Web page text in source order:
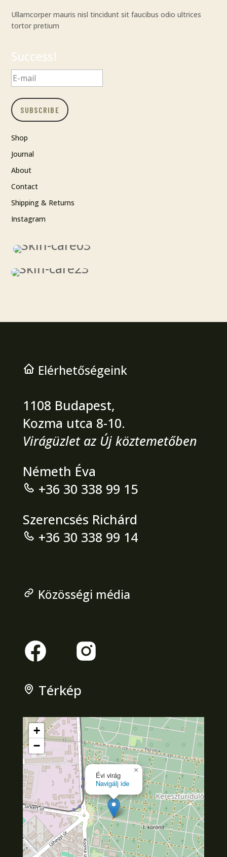
Ullamcorper mauris nisl tincidunt sit faucibus odio ultrices
tortor pretium
Success!
SUBSCRIBE
Shop
Journal
About
Contact
Shipping & Returns
Instagram
Elérhetőségeink
1108 Budapest,
Kozma utca 8-10.
Virágüzlet az Új köztemetőben
Németh Éva
+36 30 338 99 15
Szerencsés Richárd
+36 30 338 99 14
Közösségi média
Térkép
Évi virág
Navigálj ide
×
+
−